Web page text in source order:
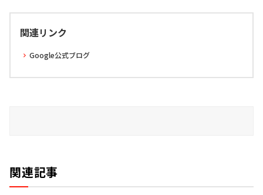
関連リンク
Google公式ブログ
関連記事